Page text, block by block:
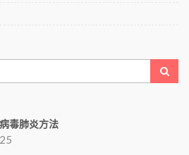
毒肺炎方法